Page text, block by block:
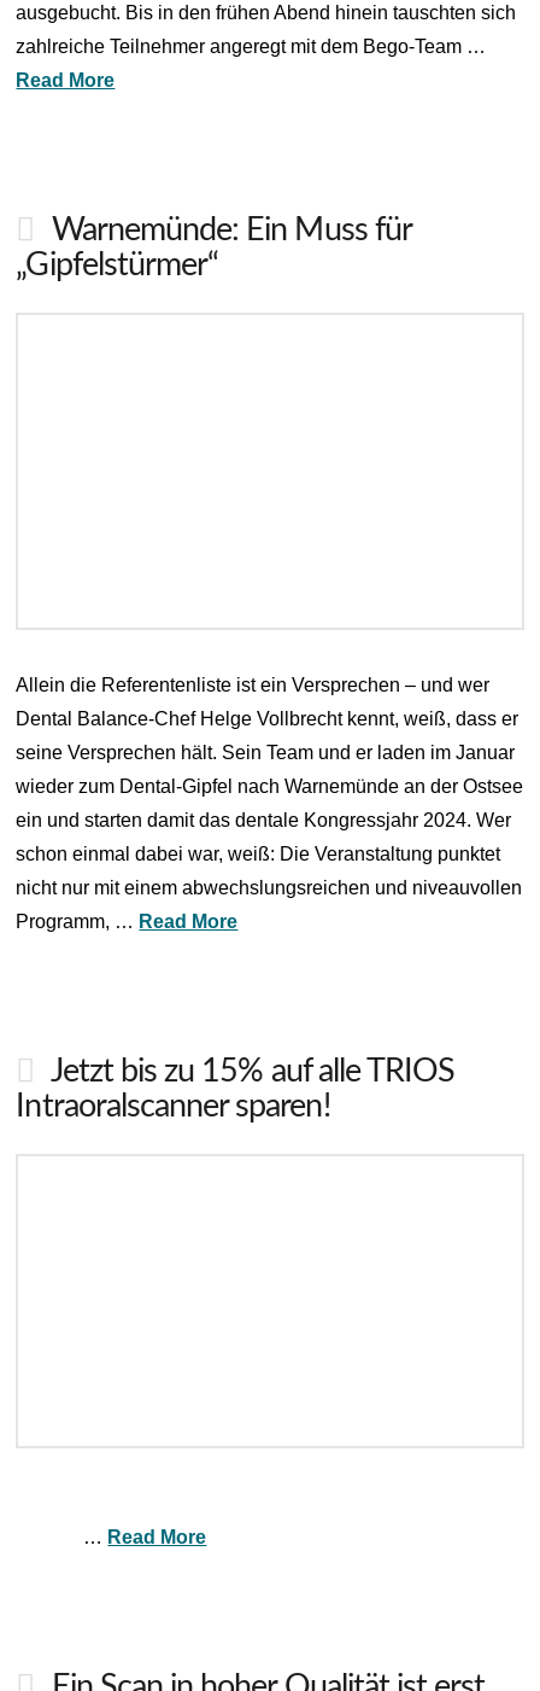
ausgebucht. Bis in den frühen Abend hinein tauschten sich
zahlreiche Teilnehmer angeregt mit dem Bego-Team …
Read More
Warnemünde: Ein Muss für
„Gipfelstürmer“
Allein die Referentenliste ist ein Versprechen – und wer
Dental Balance-Chef Helge Vollbrecht kennt, weiß, dass er
seine Versprechen hält. Sein Team und er laden im Januar
wieder zum Dental-Gipfel nach Warnemünde an der Ostsee
ein und starten damit das dentale Kongressjahr 2024. Wer
schon einmal dabei war, weiß: Die Veranstaltung punktet
nicht nur mit einem abwechslungsreichen und niveauvollen
Programm, … Read More
Jetzt bis zu 15% auf alle TRIOS
Intraoralscanner sparen!
… Read More